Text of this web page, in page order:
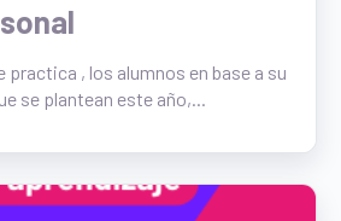
practica , los alumnos en base a su
se plantean este año,...